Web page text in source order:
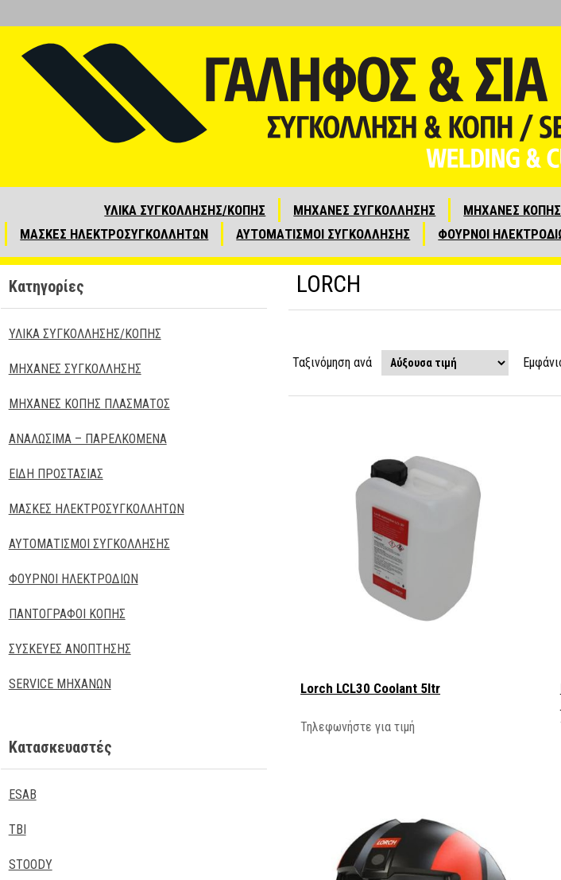
ΥΛΙΚΑ ΣΥΓΚΟΛΛΗΣΗΣ/ΚΟΠΗΣ ΜΗΧΑΝΕΣ ΣΥΓΚΟΛΛΗΣΗΣ ΜΗΧΑΝΕΣ
ΜΑΣΚΕΣ ΗΛΕΚΤΡΟΣΥΓΚΟΛΛΗΤΩΝ
ΑΥΤΟΜΑΤΙΣΜΟΙ ΣΥΓΚΟΛΛΗΣΗΣ ΦΟΥΡΝΟΙ
Κατηγορίες
ΥΛΙΚΑ ΣΥΓΚΟΛΛΗΣΗΣ/ΚΟΠΗΣ
ΜΗΧΑΝΕΣ ΣΥΓΚΟΛΛΗΣΗΣ
ΜΗΧΑΝΕΣ ΚΟΠΗΣ ΠΛΑΣΜΑΤΟΣ
ΑΝΑΛΩΣΙΜΑ – ΠΑΡΕΛΚΟΜΕΝΑ
ΕΙΔΗ ΠΡΟΣΤΑΣΙΑΣ
ΜΑΣΚΕΣ ΗΛΕΚΤΡΟΣΥΓΚΟΛΛΗΤΩΝ
ΑΥΤΟΜΑΤΙΣΜΟΙ ΣΥΓΚΟΛΛΗΣΗΣ
ΦΟΥΡΝΟΙ ΗΛΕΚΤΡΟΔΙΩΝ
ΠΑΝΤΟΓΡΑΦΟΙ ΚΟΠΗΣ
ΣΥΣΚΕΥΕΣ ΑΝΟΠΤΗΣΗΣ
SERVICE ΜΗΧΑΝΩΝ
Κατασκευαστές
ESAB
TBI
STOODY
LORCH
Ταξινόμηση ανά
Lorch LCL30 Coolant 5ltr
Τηλεφωνήστε για τιμή